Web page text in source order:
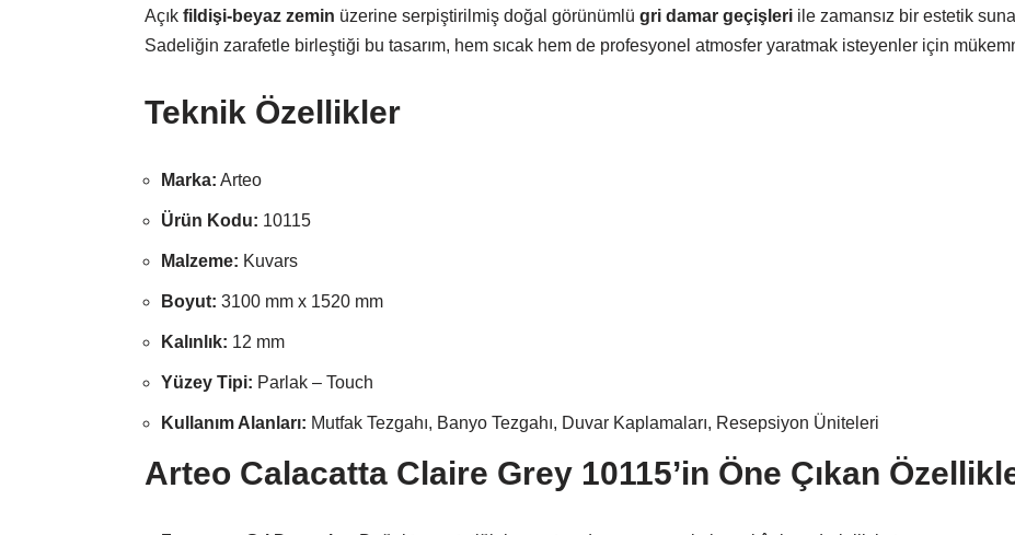
Açık fildişi-beyaz zemin üzerine serpiştirilmiş doğal görünümlü gri damar geçişleri ile zamansız bir estetik
Sadeliğin zarafetle birleştiği bu tasarım, hem sıcak hem de profesyonel atmosfer yaratmak isteyenler için
Teknik Özellikler
Marka: Arteo
Ürün Kodu: 10115
Malzeme: Kuvars
Boyut: 3100 mm x 1520 mm
Kalınlık: 12 mm
Yüzey Tipi: Parlak – Touch
Kullanım Alanları: Mutfak Tezgahı, Banyo Tezgahı, Duvar Kaplamaları, Resepsiyon Üniteleri
Arteo Calacatta Claire Grey 10115’in Öne Çıkan